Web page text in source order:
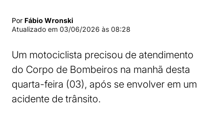
Por Fábio Wronski
Atualizado em 03/06/2026 às 08:28
Um motociclista precisou de atendimento
do Corpo de Bombeiros na manhã desta
quarta-feira (03), após se envolver em um
acidente de trânsito.